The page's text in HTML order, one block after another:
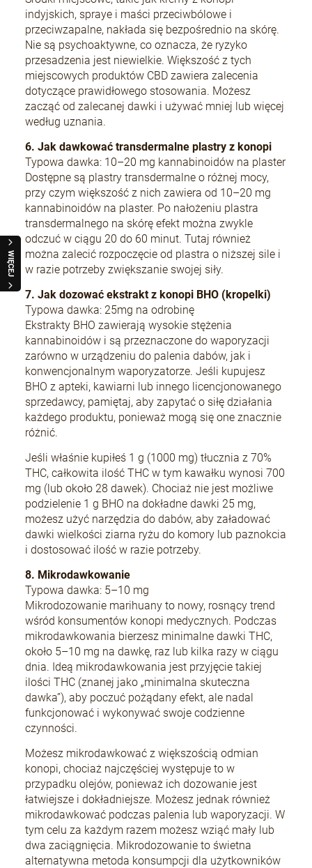
WIĘCEJ
indyjskich, spraye i maści przeciwbólowe i
przeciwzapalne, nakłada się bezpośrednio na skórę.
Nie są psychoaktywne, co oznacza, że ryzyko
przesadzenia jest niewielkie. Większość z tych
miejscowych produktów CBD zawiera zalecenia
dotyczące prawidłowego stosowania. Możesz
zacząć od zalecanej dawki i używać mniej lub więcej
według uznania.
6. Jak dawkować transdermalne plastry z konopi
Typowa dawka: 10–20 mg kannabinoidów na plaster
Dostępne są plastry transdermalne o różnej mocy,
przy czym większość z nich zawiera od 10–20 mg
kannabinoidów na plaster. Po nałożeniu plastra
transdermalnego na skórę efekt można zwykle
odczuć w ciągu 20 do 60 minut. Tutaj również
można zalecić rozpoczęcie od plastra o niższej sile i
w razie potrzeby zwiększanie swojej siły.
7. Jak dozować ekstrakt z konopi BHO (kropelki)
Typowa dawka: 25mg na odrobinę
Ekstrakty BHO zawierają wysokie stężenia
kannabinoidów i są przeznaczone do waporyzacji
zarówno w urządzeniu do palenia dabów, jak i
konwencjonalnym waporyzatorze. Jeśli kupujesz
BHO z apteki, kawiarni lub innego licencjonowanego
sprzedawcy, pamiętaj, aby zapytać o siłę działania
każdego produktu, ponieważ mogą się one znacznie
różnić.
Jeśli właśnie kupiłeś 1 g (1000 mg) tłucznia z 70%
THC, całkowita ilość THC w tym kawałku wynosi 700
mg (lub około 28 dawek). Chociaż nie jest możliwe
podzielenie 1 g BHO na dokładne dawki 25 mg,
możesz użyć narzędzia do dabów, aby załadować
dawki wielkości ziarna ryżu do komory lub paznokcia
i dostosować ilość w razie potrzeby.
8. Mikrodawkowanie
Typowa dawka: 5–10 mg
Mikrodozowanie marihuany to nowy, rosnący trend
wśród konsumentów konopi medycznych. Podczas
mikrodawkowania bierzesz minimalne dawki THC,
około 5–10 mg na dawkę, raz lub kilka razy w ciągu
dnia. Ideą mikrodawkowania jest przyjęcie takiej
ilości THC (znanej jako „minimalna skuteczna
dawka”), aby poczuć pożądany efekt, ale nadal
funkcjonować i wykonywać swoje codzienne
czynności.
Możesz mikrodawkować z większością odmian
konopi, chociaż najczęściej występuje to w
przypadku olejów, ponieważ ich dozowanie jest
łatwiejsze i dokładniejsze. Możesz jednak również
mikrodawkować podczas palenia lub waporyzacji. W
tym celu za każdym razem możesz wziąć mały lub
dwa zaciągnięcia. Mikrodozowanie to świetna
alternatywna metoda konsumpcji dla użytkowników